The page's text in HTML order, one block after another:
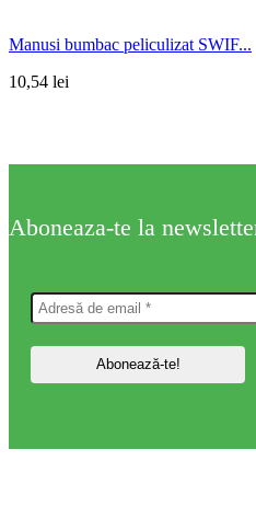
Manusi bumbac peliculizat SWIF...
10,54 lei
Aboneaza-te la